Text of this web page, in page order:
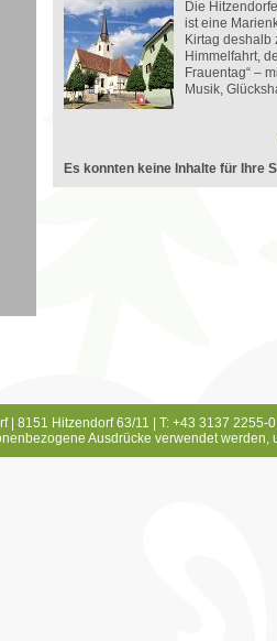
Die
ist eine
Kirtag deshalb
Himmelfahrt,
Frauentag“ –
Musik,
Es konnten keine Inhalte für Ihre
| 8151 Hitzendorf 63/11 | T: +43 3137 2255-
Ausdrücke verwendet